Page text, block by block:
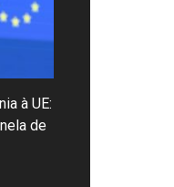
à UE:
de